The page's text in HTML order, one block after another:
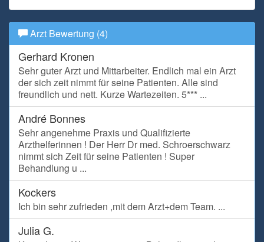
Arzt Bewertung (4)
Gerhard Kronen
Sehr guter Arzt und Mittarbeiter. Endlich mal ein Arzt
der sich zeit nimmt für seine Patienten. Alle sind
freundlich und nett. Kurze Wartezeiten. 5*** ...
André Bonnes
Sehr angenehme Praxis und Qualifizierte
Arzthelferinnen ! Der Herr Dr med. Schroerschwarz
nimmt sich Zeit für seine Patienten ! Super
Behandlung u ...
Kockers
Ich bin sehr zufrieden ,mit dem Arzt+dem Team. ...
Julia G.